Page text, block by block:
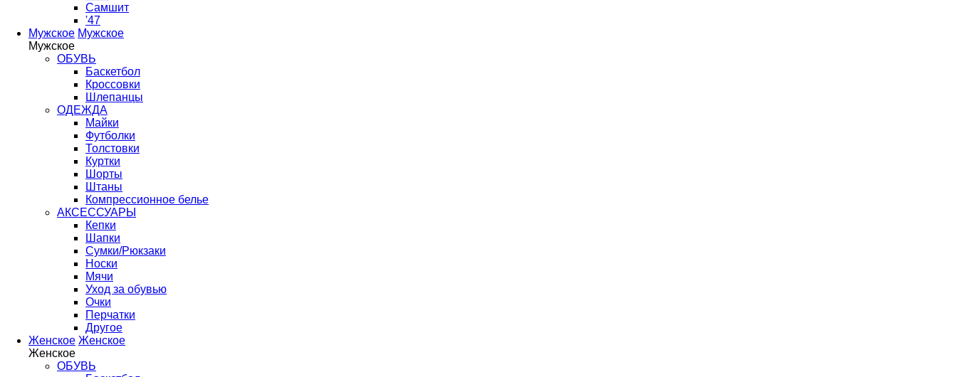
Самшит
'47
Мужское Мужское
Мужское
ОБУВЬ
Баскетбол
Кроссовки
Шлепанцы
ОДЕЖДА
Майки
Футболки
Толстовки
Куртки
Шорты
Штаны
Компрессионное белье
АКСЕССУАРЫ
Кепки
Шапки
Сумки/Рюкзаки
Носки
Мячи
Уход за обувью
Очки
Перчатки
Другое
Женское Женское
Женское
ОБУВЬ